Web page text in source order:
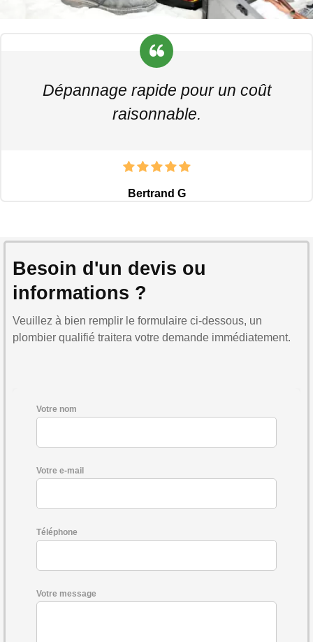
Dépannage rapide pour un coût
raisonnable.
Bertrand G
Besoin d'un devis ou
informations ?
Veuillez à bien remplir le formulaire ci-dessous, un
plombier qualifié traitera votre demande immédiatement.
Votre nom
Votre e-mail
Téléphone
Votre message